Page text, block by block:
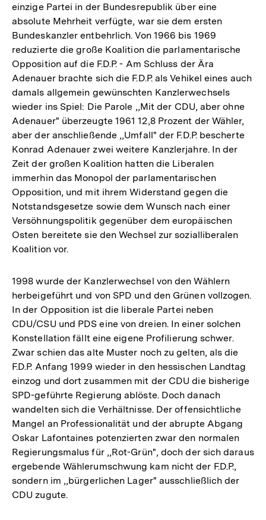
einzige Partei in der Bundesrepublik über eine
absolute Mehrheit verfügte, war sie dem ersten
Bundeskanzler entbehrlich. Von 1966 bis 1969
reduzierte die große Koalition die parlamentarische
Opposition auf die F.D.P. - Am Schluss der Ära
Adenauer brachte sich die F.D.P. als Vehikel eines auch
damals allgemein gewünschten Kanzlerwechsels
wieder ins Spiel: Die Parole ,,Mit der CDU, aber ohne
Adenauer" überzeugte 1961 12,8 Prozent der Wähler,
aber der anschließende ,,Umfall" der F.D.P. bescherte
Konrad Adenauer zwei weitere Kanzlerjahre. In der
Zeit der großen Koalition hatten die Liberalen
immerhin das Monopol der parlamentarischen
Opposition, und mit ihrem Widerstand gegen die
Notstandsgesetze sowie dem Wunsch nach einer
Versöhnungspolitik gegenüber dem europäischen
Osten bereitete sie den Wechsel zur sozialliberalen
Koalition vor.
1998 wurde der Kanzlerwechsel von den Wählern
herbeigeführt und von SPD und den Grünen vollzogen.
In der Opposition ist die liberale Partei neben
CDU/CSU und PDS eine von dreien. In einer solchen
Konstellation fällt eine eigene Profilierung schwer.
Zwar schien das alte Muster noch zu gelten, als die
F.D.P. Anfang 1999 wieder in den hessischen Landtag
einzog und dort zusammen mit der CDU die bisherige
SPD-geführte Regierung ablöste. Doch danach
wandelten sich die Verhältnisse. Der offensichtliche
Mangel an Professionalität und der abrupte Abgang
Oskar Lafontaines potenzierten zwar den normalen
Regierungsmalus für ,,Rot-Grün", doch der sich daraus
ergebende Wählerumschwung kam nicht der F.D.P.,
sondern im ,,bürgerlichen Lager" ausschließlich der
CDU zugute.